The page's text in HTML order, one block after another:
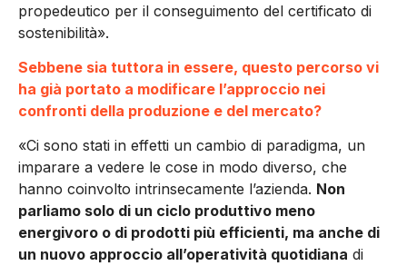
propedeutico per il conseguimento del certificato di
sostenibilità».
Sebbene sia tuttora in essere, questo percorso vi
ha già portato a modificare l’approccio nei
confronti della produzione e del mercato?
«Ci sono stati in effetti un cambio di paradigma, un
imparare a vedere le cose in modo diverso, che
hanno coinvolto intrinsecamente l’azienda. Non
parliamo solo di un ciclo produttivo meno
energivoro o di prodotti più efficienti, ma anche di
un nuovo approccio all’operatività quotidiana di